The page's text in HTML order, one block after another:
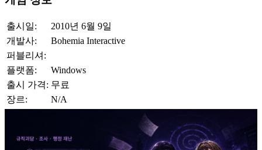
출시일:
2010년 6월 9일
개발사:
Bohemia Interactive
퍼블리셔:
플랫폼:
Windows
출시 가격: 무료
장르:
N/A